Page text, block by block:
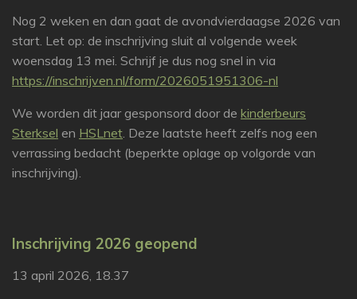
Nog 2 weken en dan gaat de avondvierdaagse 2026 van
start. Let op: de inschrijving sluit al volgende week
woensdag 13 mei. Schrijf je dus nog snel in via
https://inschrijven.nl/form/2026051951306-nl
We worden dit jaar gesponsord door de kinderbeurs
Sterksel en HSLnet. Deze laatste heeft zelfs nog een
verrassing bedacht (beperkte oplage op volgorde van
inschrijving).
Inschrijving 2026 geopend
13 april 2026, 18.37